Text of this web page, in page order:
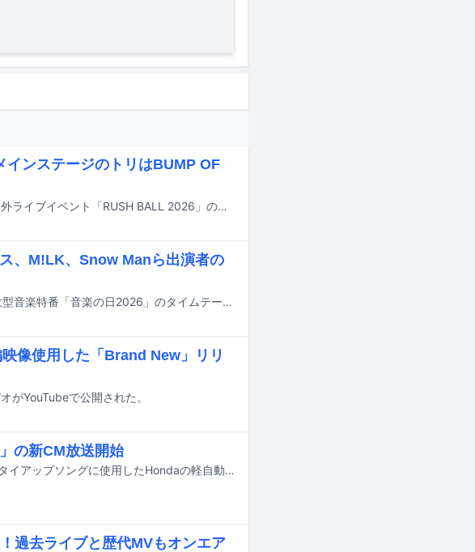
ンステージのトリはBUMP OF
8月29日と30日に大阪・泉大津フェニックスで行われる野外ライブイベント「RUSH BALL 2026」のタイムテーブルが公開された。
、M!LK、Snow Manら出演者の
明日7月18日にTBS系で8時間にわたって放送される夏の大型音楽特番「音楽の日2026」のタイムテーブルが発表された。
像使用した「Brand New」リリ
がYouTubeで公開された。
の新CM放送開始
Creepy Nutsの楽曲「Running Wheel」と「のびしろ」をタイアップソングに使用したHondaの軽自動車「N-BOX」シリーズの新テレビCMが、本日7月16日より全国で放送されている。
過去ライブと歴代MVもオンエア